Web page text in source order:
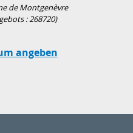
de Montgenèvre
:268720)
angeben